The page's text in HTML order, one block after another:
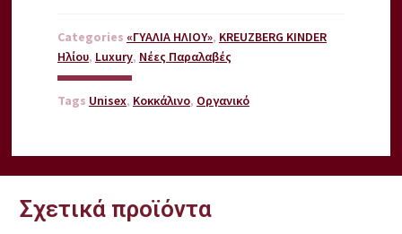
Categories «ΓΥΑΛΙΑ ΗΛΙΟΥ», KREUZBERG KINDER
Ηλίου, Luxury, Νέες Παραλαβές
Tags Unisex, Κοκκάλινο, Οργανικό
Σχετικά προϊόντα